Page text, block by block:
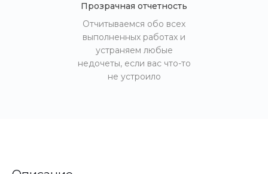
Прозрачная отчетность
Отчитываемся обо всех
выполненных работах и
устраняем любые
недочеты, если вас что-то
не устроило